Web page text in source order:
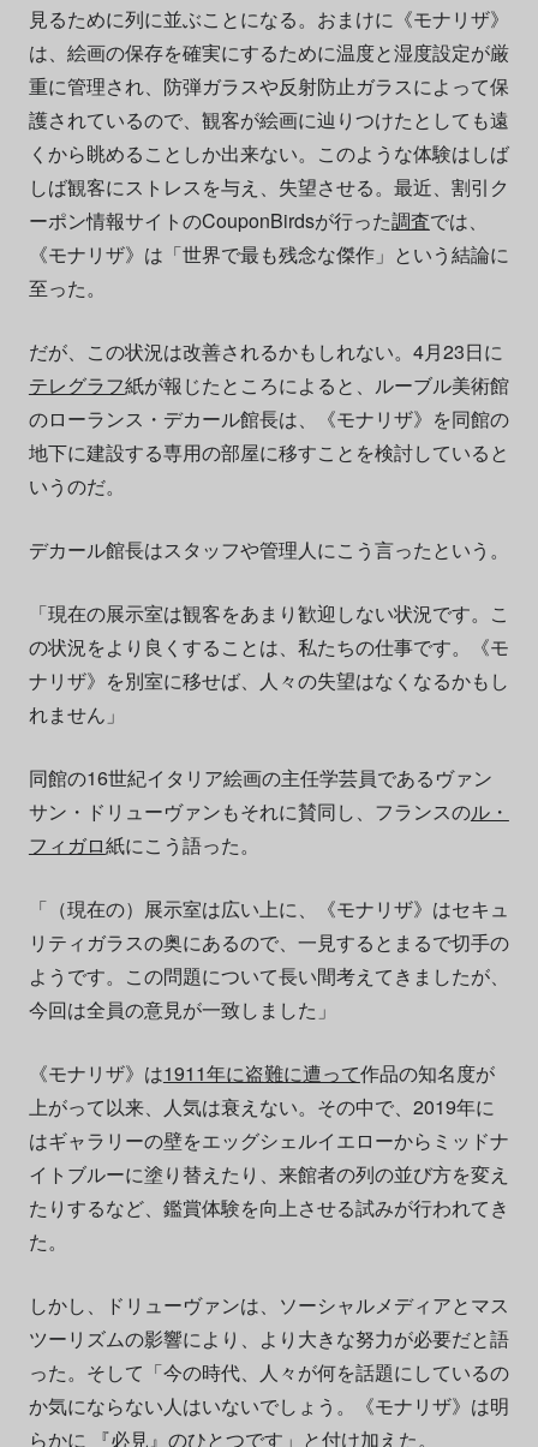
見るために列に並ぶことになる。おまけに《モナリザ》
は、絵画の保存を確実にするために温度と湿度設定が厳
重に管理され、防弾ガラスや反射防止ガラスによって保
護されているので、観客が絵画に辿りつけたとしても遠
くから眺めることしか出来ない。このような体験はしば
しば観客にストレスを与え、失望させる。最近、割引ク
ーポン情報サイトのCouponBirdsが行った調査では、
《モナリザ》は「世界で最も残念な傑作」という結論に
至った。
だが、この状況は改善されるかもしれない。4月23日に
テレグラフ紙が報じたところによると、ルーブル美術館
のローランス・デカール館長は、《モナリザ》を同館の
地下に建設する専用の部屋に移すことを検討していると
いうのだ。
デカール館長はスタッフや管理人にこう言ったという。
「現在の展示室は観客をあまり歓迎しない状況です。こ
の状況をより良くすることは、私たちの仕事です。《モ
ナリザ》を別室に移せば、人々の失望はなくなるかもし
れません」
同館の16世紀イタリア絵画の主任学芸員であるヴァン
サン・ドリューヴァンもそれに賛同し、フランスのル・
フィガロ紙にこう語った。
「（現在の）展示室は広い上に、《モナリザ》はセキュ
リティガラスの奥にあるので、一見するとまるで切手の
ようです。この問題について長い間考えてきましたが、
今回は全員の意見が一致しました」
《モナリザ》は1911年に盗難に遭って作品の知名度が
上がって以来、人気は衰えない。その中で、2019年に
はギャラリーの壁をエッグシェルイエローからミッドナ
イトブルーに塗り替えたり、来館者の列の並び方を変え
たりするなど、鑑賞体験を向上させる試みが行われてき
た。
しかし、ドリューヴァンは、ソーシャルメディアとマス
ツーリズムの影響により、より大きな努力が必要だと語
った。そして「今の時代、人々が何を話題にしているの
か気にならない人はいないでしょう。《モナリザ》は明
らかに 『必見』のひとつです」と付け加えた。